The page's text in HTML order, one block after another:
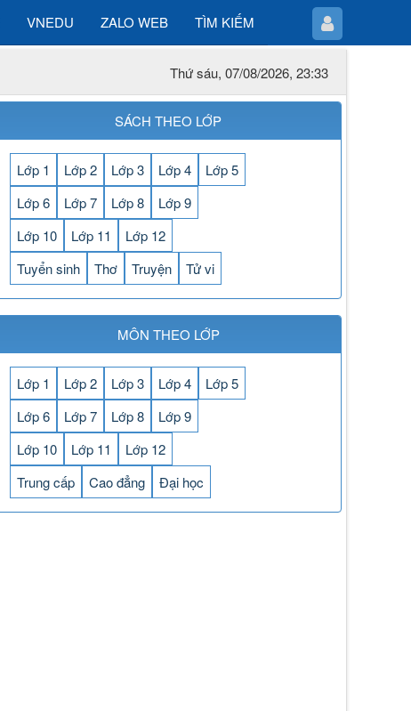
VNEDU ZALO WEB TÌM KIẾM
Thứ sáu, 07/08/2026, 23:33
SÁCH THEO LỚP
Lớp 1 Lớp 2 Lớp 3 Lớp 4
Lớp 5
Lớp 6
Lớp 7 Lớp 8
Lớp 9
Lớp 10
Lớp 11
Lớp 12
Tuyển sinh
Thơ Truyện Tử vi
MÔN THEO LỚP
Lớp 1 Lớp 2 Lớp 3 Lớp 4
Lớp 5
Lớp 6
Lớp 7 Lớp 8
Lớp 9
Lớp 10
Lớp 11
Lớp 12
Trung cấp
Cao đẳng Đại học